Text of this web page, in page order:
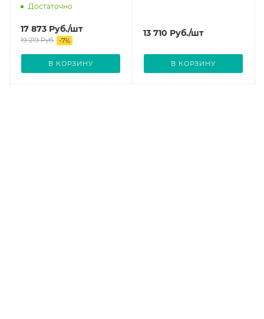
Достаточно
17 873 Руб./шт
19 219Руб. -7%
В КОРЗИНУ
13 710 Руб./шт
В КОРЗИНУ